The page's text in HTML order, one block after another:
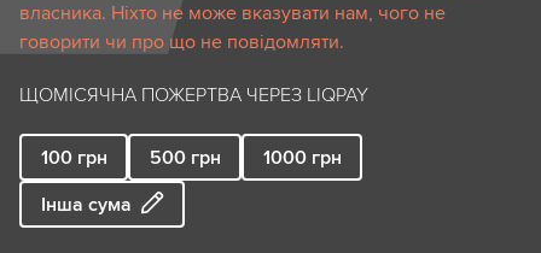
власника. Ніхто не може вказувати нам, чого не
говорити чи про що не повідомляти.
ЩОМІСЯЧНА ПОЖЕРТВА ЧЕРЕЗ LIQPAY
100 грн 500 грн 1000 грн
Інша сума